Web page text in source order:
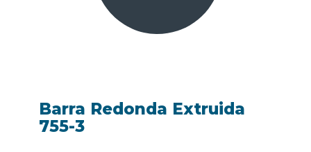
Barra Redonda Extruida
755-3